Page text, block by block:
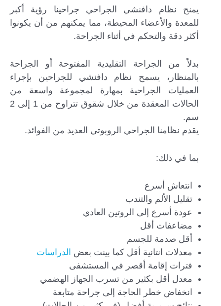
يمنح نظام دافنشي الجراحي جراحينا رؤية أكبر
للمعدة والأعضاء المحيطة، مما يمكنهم من أن يكونوا
أكثر دقة والتحكم في أثناء الجراحة.
بدلاً من الجراحة التقليدية المفتوحة أو الجراحة
بالمنظار، يسمح نظام دافنشي للجراحين بإجراء
العمليات الجراحية بمهارة لمجموعة واسعة من
الحالات المعقدة من خلال شقوق تتراوح من 1 إلى 2
سم.
يقدم نظامنا الجراحي الروبوتي العديد من الفوائد.
بما في ذلك:
انتعاش أسرع
تقليل الألم والتندب
عودة أسرع إلى الروتين العادي
مضاعفات أقل
أقل صدمة للجسم
معدلات انتانية أقل كما بينت بعض الدراسات
فترات إقامة أقصر في المستشفى
معدل أقل بكثير من تسرب الجهاز الهضمي
انخفاض خطر الحاجة إلى جراحة متابعة